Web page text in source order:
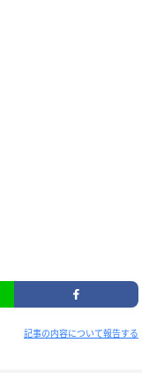
記事の内容について報告する